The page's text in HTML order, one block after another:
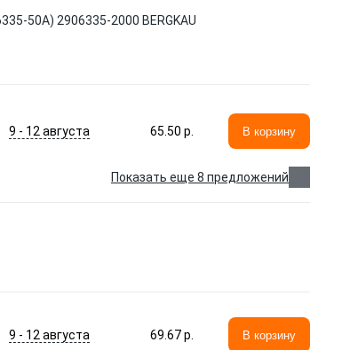
50A) 2906335-2000 BERGKAU
9 - 12 августа 65.50 p. В корзину
Показать еще 8 предложений
9 - 12 августа 69.67 p. В корзину